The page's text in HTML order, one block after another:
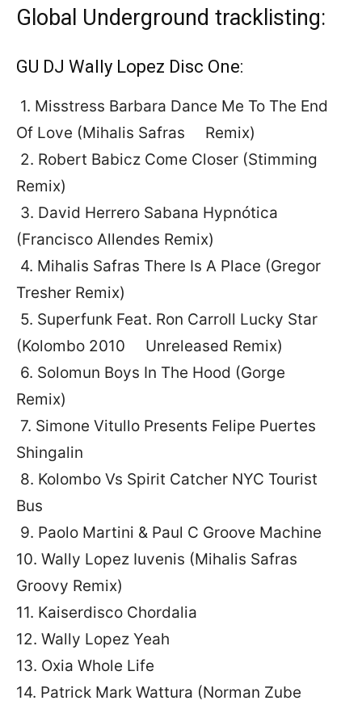
Global Underground tracklisting:
GU DJ Wally Lopez Disc One:
1. Misstress Barbara Dance Me To The End
Of Love (Mihalis Safras Remix)
2. Robert Babicz Come Closer (Stimming
Remix)
3. David Herrero Sabana Hypnótica
(Francisco Allendes Remix)
4. Mihalis Safras There Is A Place (Gregor
Tresher Remix)
5. Superfunk Feat. Ron Carroll Lucky Star
(Kolombo 2010 Unreleased Remix)
6. Solomun Boys In The Hood (Gorge
Remix)
7. Simone Vitullo Presents Felipe Puertes
Shingalin
8. Kolombo Vs Spirit Catcher NYC Tourist
Bus
9. Paolo Martini & Paul C Groove Machine
10. Wally Lopez Iuvenis (Mihalis Safras
Groovy Remix)
11. Kaiserdisco Chordalia
12. Wally Lopez Yeah
13. Oxia Whole Life
14. Patrick Mark Wattura (Norman Zube